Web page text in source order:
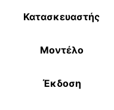
Κατασκευαστής
Μοντέλο
Έκδοση